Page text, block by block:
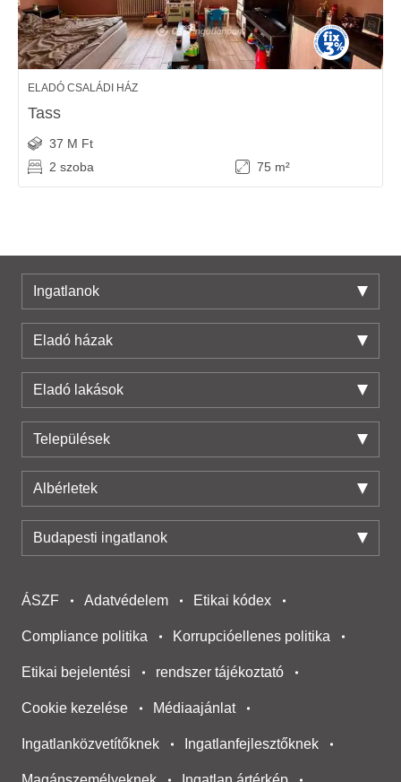
ELADÓ CSALÁDI HÁZ
Tass
37 M Ft
2 szoba
75 m²
Ingatlanok
Eladó házak
Eladó lakások
Települések
Albérletek
Budapesti ingatlanok
ÁSZF Adatvédelem Etikai kódex
Compliance politika Korrupcióellenes politika
Etikai bejelentési rendszer tájékoztató
Cookie kezelése Médiaajánlat
Ingatlanközvetítőknek Ingatlanfejlesztőknek